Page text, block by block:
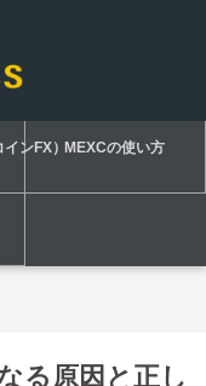
インFX）MEXCの使い方
る原因と正し